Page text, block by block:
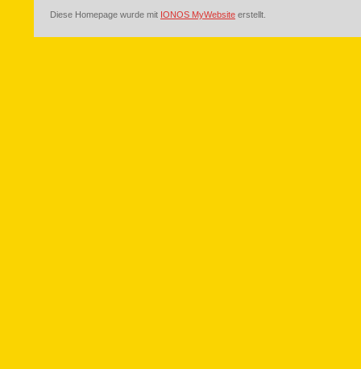
Diese Homepage wurde mit IONOS MyWebsite erstellt.